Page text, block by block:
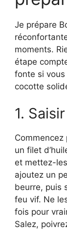
Je prépare
moments.
étape
fonte si vous
cocotte
1.
un filet
et mettez-
ajoutez un
beurre, puis
feu vif. Ne
fois pour
Salez,